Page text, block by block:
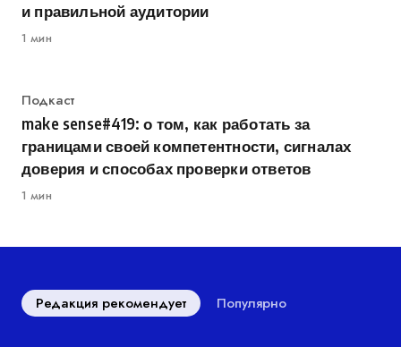
и правильной аудитории
1 мин
Категория
Подкаст
make sense#419: о том, как работать за
границами своей компетентности, сигналах
доверия и способах проверки ответов
1 мин
Редакция рекомендует Популярно